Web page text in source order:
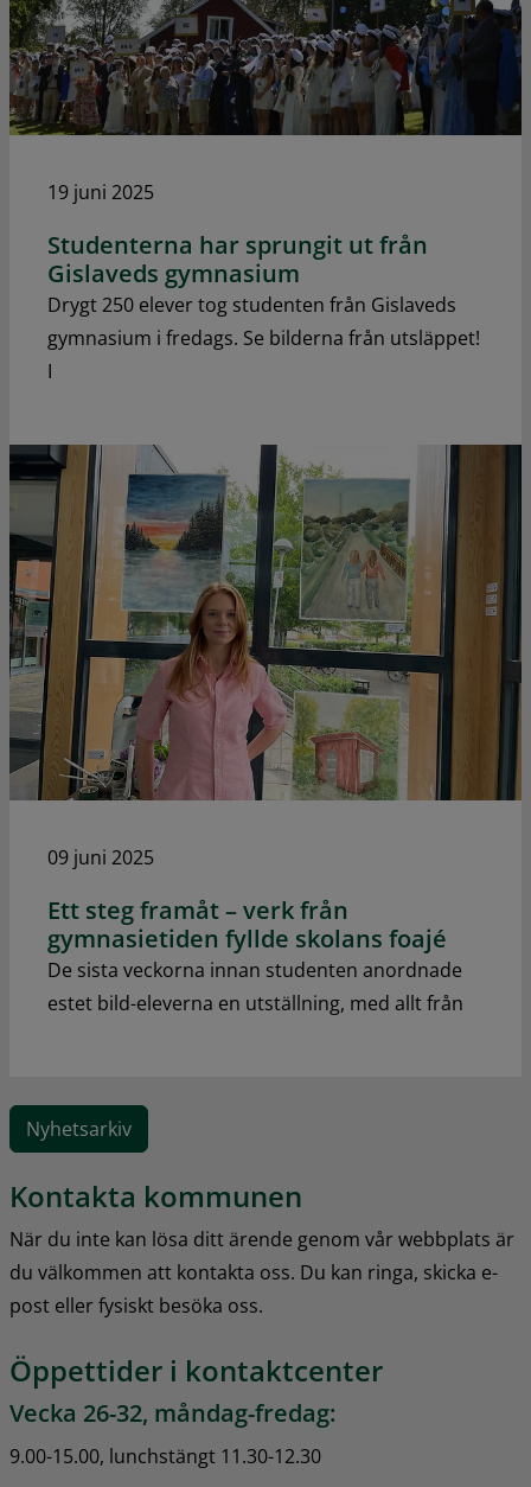
19 juni 2025
Studenterna har sprungit ut från
Gislaveds gymnasium
Drygt 250 elever tog studenten från Gislaveds
gymnasium i fredags. Se bilderna från utsläppet!
I
09 juni 2025
Ett steg framåt – verk från
gymnasietiden fyllde skolans foajé
De sista veckorna innan studenten anordnade
estet bild-eleverna en utställning, med allt från
Nyhetsarkiv
Kontakta kommunen
När du inte kan lösa ditt ärende genom vår webbplats är
du välkommen att kontakta oss. Du kan ringa, skicka e-
post eller fysiskt besöka oss.
Öppettider i kontaktcenter
Vecka 26-32, måndag-fredag:
9.00-15.00, lunchstängt 11.30-12.30